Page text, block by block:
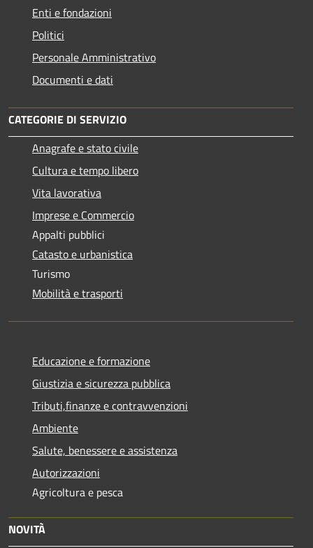
Enti e fondazioni
Politici
Personale Amministrativo
Documenti e dati
CATEGORIE DI SERVIZIO
Anagrafe e stato civile
Cultura e tempo libero
Vita lavorativa
Imprese e Commercio
Appalti pubblici
Catasto e urbanistica
Turismo
Mobilità e trasporti
Educazione e formazione
Giustizia e sicurezza pubblica
Tributi,finanze e contravvenzioni
Ambiente
Salute, benessere e assistenza
Autorizzazioni
Agricoltura e pesca
NOVITÀ